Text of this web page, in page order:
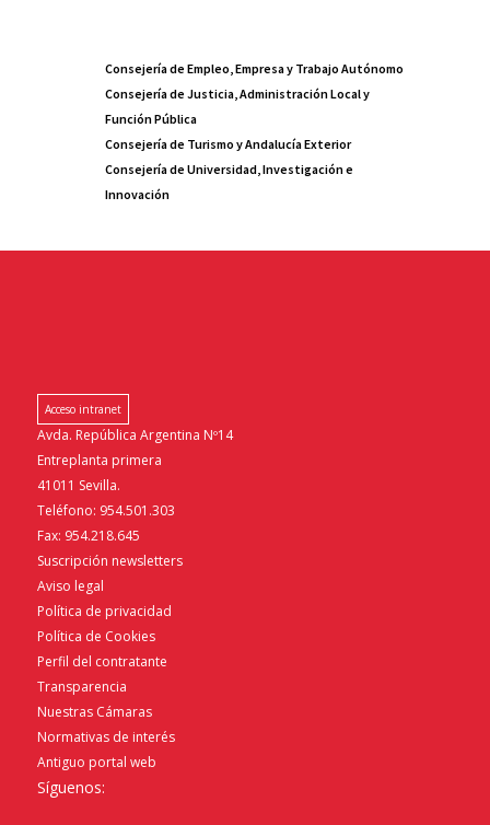
Consejería de Empleo, Empresa y Trabajo Autónomo
Consejería de Justicia, Administración Local y
Función Pública
Consejería de Turismo y Andalucía Exterior
Consejería de Universidad, Investigación e
Innovación
Acceso intranet
Avda. República Argentina Nº14
Entreplanta primera
41011 Sevilla.
Teléfono: 954.501.303
Fax: 954.218.645
Suscripción newsletters
Aviso legal
Política de privacidad
Política de Cookies
Perfil del contratante
Transparencia
Nuestras Cámaras
Normativas de interés
Antiguo portal web
Síguenos: